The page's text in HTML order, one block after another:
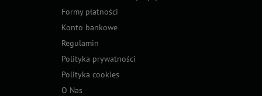
Formy płatności
Konto bankowe
Regulamin
Polityka prywatności
Polityka cookies
O Nas